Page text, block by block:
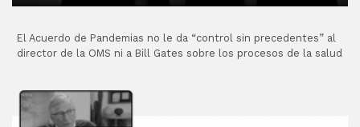
El Acuerdo de Pandemias no le da “control sin precedentes” al
director de la OMS ni a Bill Gates sobre los procesos de la salud